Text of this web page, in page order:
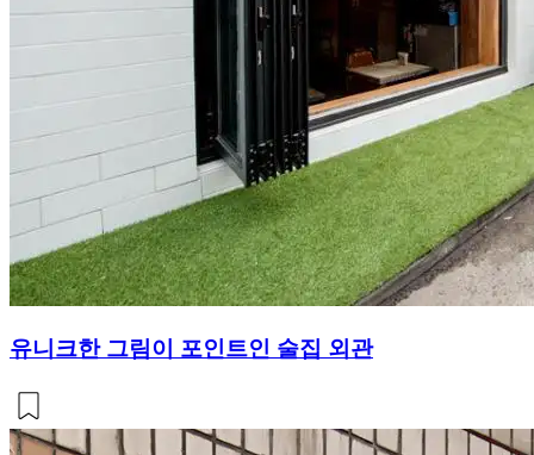
유니크한 그림이 포인트인 술집 외관